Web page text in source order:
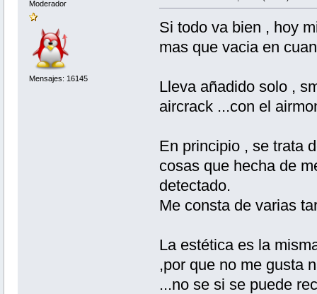
Moderador
Mensajes: 16145
Si todo va bien , hoy
mas que vacia en
Lleva añadido solo ,
aircrack ...con el
En principio , se trata
cosas que hecha de
detectado.
Me consta de varias
La estética es la
,por que no me gusta
...no se si se puede